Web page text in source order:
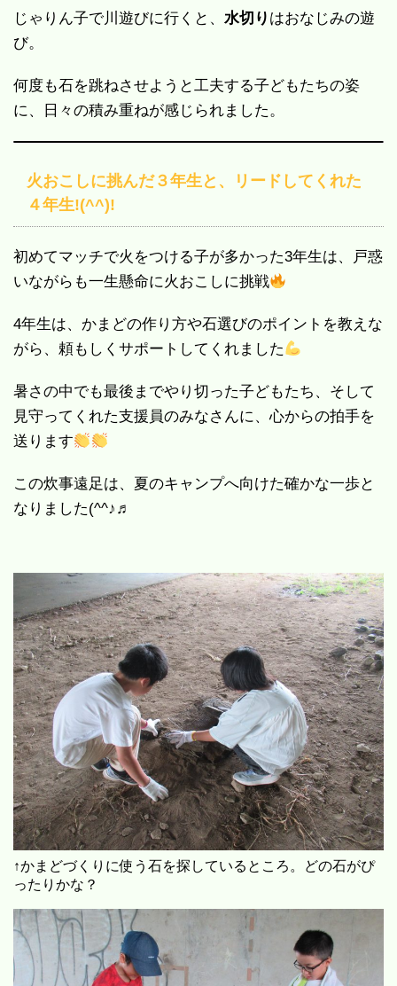
じゃりん子で川遊びに行くと、 水切り はおなじみの遊
び。
何度も石を跳ねさせようと工夫する子どもたちの姿
に、日々の積み重ねが感じられました。
火おこしに挑んだ３年生と、リードしてくれた
４年生!(^^)!
初めてマッチで火をつける子が多かった3年生は、戸惑
いながらも一生懸命に火おこしに挑戦
4年生は、かまどの作り方や石選びのポイントを教えな
がら、頼もしくサポートしてくれました
暑さの中でも最後までやり切った子どもたち、そして
見守ってくれた支援員のみなさんに、心からの拍手を
送ります
この炊事遠足は、夏のキャンプへ向けた確かな一歩と
なりました(^^♪♬
↑かまどづくりに使う石を探しているところ。どの石がぴ
ったりかな？